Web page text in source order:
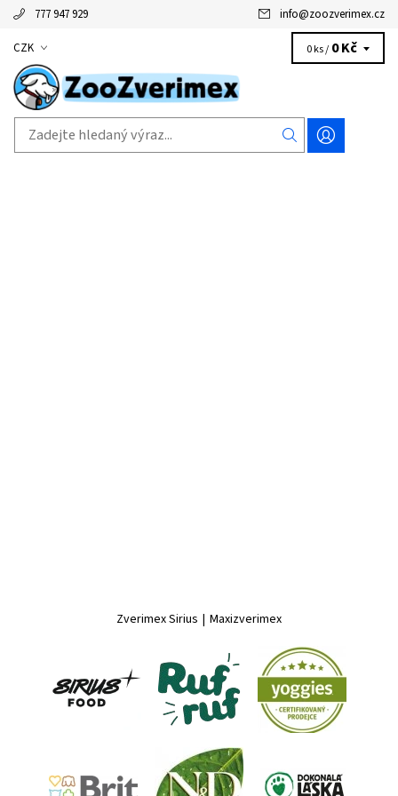
777 947 929 info@zoozverimex.cz
CZK 0 ks / 0 Kč
Zverimex Sirius | Maxizverimex